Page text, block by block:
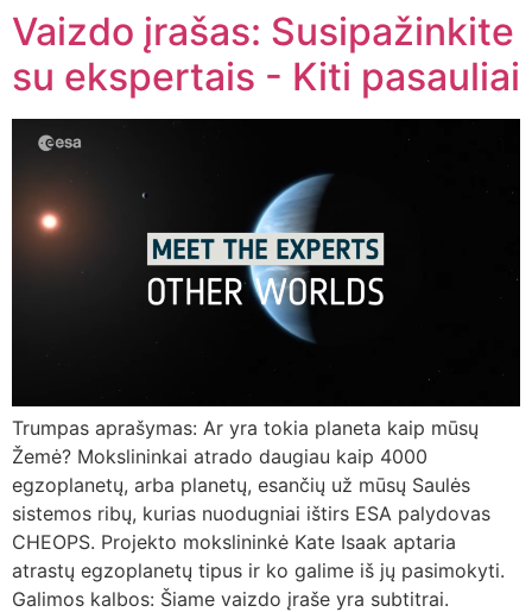
Vaizdo įrašas: Susipažinkite
su ekspertais - Kiti pasauliai
Trumpas aprašymas: Ar yra tokia planeta kaip mūsų
Žemė? Mokslininkai atrado daugiau kaip 4000
egzoplanetų, arba planetų, esančių už mūsų Saulės
sistemos ribų, kurias nuodugniai ištirs ESA palydovas
CHEOPS. Projekto mokslininkė Kate Isaak aptaria
atrastų egzoplanetų tipus ir ko galime iš jų pasimokyti.
Galimos kalbos: Šiame vaizdo įraše yra subtitrai.